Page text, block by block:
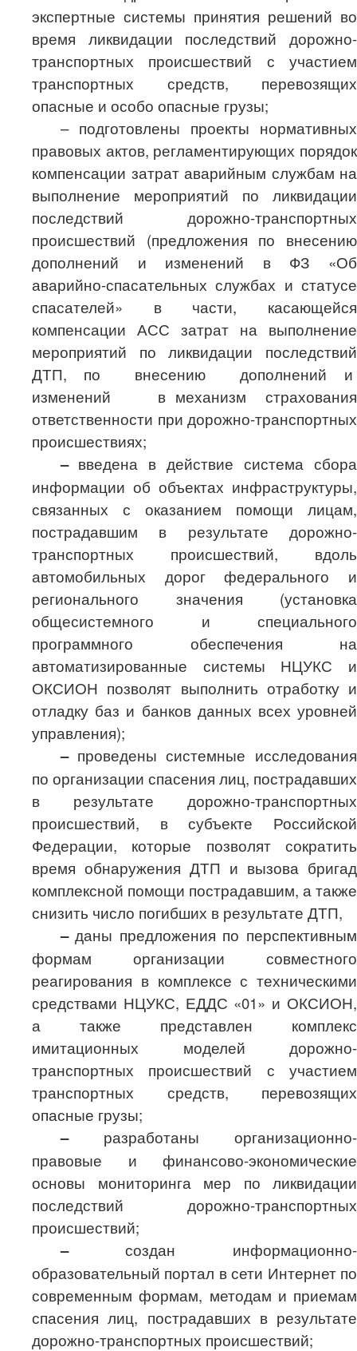
экспертные системы принятия решений во
время ликвидации последствий дорожно-
транспортных происшествий с участием
транспортных средств, перевозящих
опасные и особо опасные грузы;
– подготовлены проекты нормативных
правовых актов, регламентирующих порядок
компенсации затрат аварийным службам на
выполнение мероприятий по ликвидации
последствий дорожно-транспортных
происшествий (предложения по внесению
дополнений и изменений в ФЗ «Об
аварийно-спасательных службах и статусе
спасателей» в части, касающейся
компенсации АСС затрат на выполнение
мероприятий по ликвидации последствий
ДТП, по
внесению
дополнений и
изменений
в механизм
страхования
ответственности при дорожно-транспортных
происшествиях;
– введена в действие система сбора
информации об объектах инфраструктуры,
связанных с оказанием помощи лицам,
пострадавшим в результате дорожно-
транспортных происшествий, вдоль
автомобильных дорог федерального и
регионального значения (установка
общесистемного и специального
программного обеспечения на
автоматизированные системы НЦУКС и
ОКСИОН позволят выполнить отработку и
отладку баз и банков данных всех уровней
управления);
– проведены системные исследования
по организации спасения лиц, пострадавших
в результате дорожно-транспортных
происшествий, в субъекте Российской
Федерации, которые позволят сократить
время обнаружения ДТП и вызова бригад
комплексной помощи пострадавшим, а также
снизить число погибших в результате ДТП,
– даны предложения по перспективным
формам организации совместного
реагирования в комплексе с техническими
средствами НЦУКС, ЕДДС «01» и ОКСИОН,
а также представлен комплекс
имитационных моделей дорожно-
транспортных происшествий с участием
транспортных средств, перевозящих
опасные грузы;
–
разработаны организационно-
правовые и финансово-экономические
основы мониторинга мер по ликвидации
последствий дорожно-транспортных
происшествий;
– создан информационно-
образовательный портал в сети Интернет по
современным формам, методам и приемам
спасения лиц, пострадавших в результате
дорожно-транспортных происшествий;